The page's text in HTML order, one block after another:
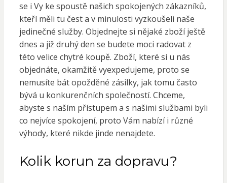
se i Vy ke spoustě našich spokojených zákazníků,
kteří měli tu čest a v minulosti vyzkoušeli naše
jedinečné služby. Objednejte si nějaké zboží ještě
dnes a již druhý den se budete moci radovat z
této velice chytré koupě. Zboží, které si u nás
objednáte, okamžitě vyexpedujeme, proto se
nemusíte bát opožděné zásilky, jak tomu často
bývá u konkurenčních společností. Chceme,
abyste s naším přístupem a s našimi službami byli
co nejvíce spokojení, proto Vám nabízí i různé
výhody, které nikde jinde nenajdete.
Kolik korun za dopravu?